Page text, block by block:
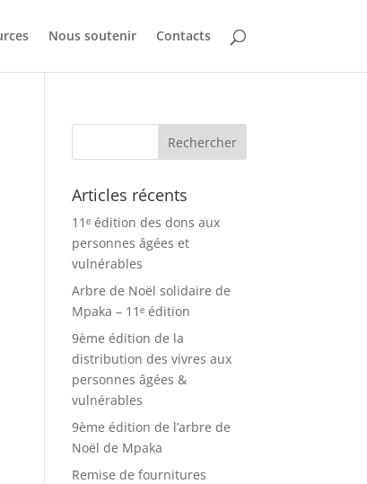
Nous soutenir Contacts
Articles récents
11ᵉ édition des dons aux
personnes âgées et
vulnérables
Arbre de Noël solidaire de
Mpaka – 11ᵉ édition
9ème édition de la
distribution des vivres aux
personnes âgées &
vulnérables
9ème édition de l’arbre de
Noël de Mpaka
Remise de fournitures